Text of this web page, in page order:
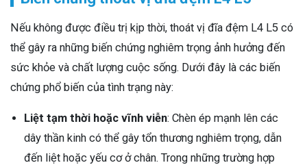
Nếu không được điều trị kịp thời, thoát vị đĩa đệm L4 L5 có
thể gây ra những biến chứng nghiêm trọng ảnh hưởng đến
sức khỏe và chất lượng cuộc sống. Dưới đây là các biến
chứng phổ biến của tình trạng này:
Liệt tạm thời hoặc vĩnh viễn: Chèn ép mạnh lên các
dây thần kinh có thể gây tổn thương nghiêm trọng, dẫn
đến liệt hoặc yếu cơ ở chân. Trong những trường hợp